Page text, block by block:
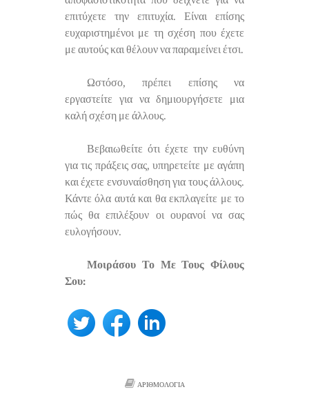
επιτύχετε την επιτυχία. Είναι επίσης
ευχαριστημένοι με τη σχέση που έχετε
με αυτούς και θέλουν να παραμείνει έτσι.
Ωστόσο, πρέπει επίσης να
εργαστείτε για να δημιουργήσετε μια
καλή σχέση με άλλους.
Βεβαιωθείτε ότι έχετε την ευθύνη
για τις πράξεις σας, υπηρετείτε με αγάπη
και έχετε ενσυναίσθηση για τους άλλους.
Κάντε όλα αυτά και θα εκπλαγείτε με το
πώς θα επιλέξουν οι ουρανοί να σας
ευλογήσουν.
Μοιράσου Το Με Τους Φίλους
Σου:
ΑΡΙΘΜΟΛΟΓΊΑ